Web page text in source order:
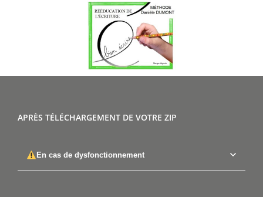
APRÈS TÉLÉCHARGEMENT DE VOTRE ZIP
En cas de dysfonctionnement